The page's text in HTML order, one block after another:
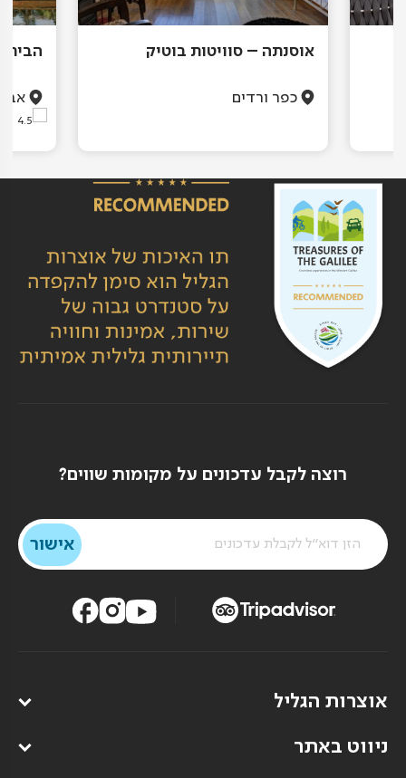
אוסנתה – סוויטות בוטיק
כפר ורדים
הבית
4.5
רוצה לקבל עדכונים על מקומות שווים?
אוצרות הגליל
ניווט באתר